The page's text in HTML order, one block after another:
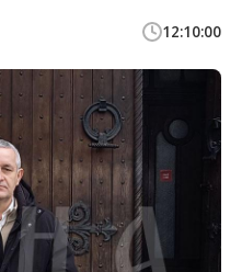
12:10:00